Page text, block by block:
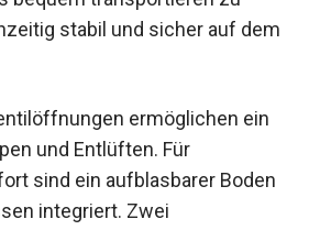
stabil und sicher auf
ermöglichen ein
und Entlüften. Für
sind ein aufblasbarer
integriert. Zwei